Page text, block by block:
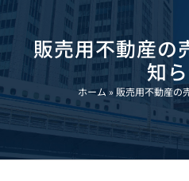
販売用不動産の
知
ホーム »販売用不動産の